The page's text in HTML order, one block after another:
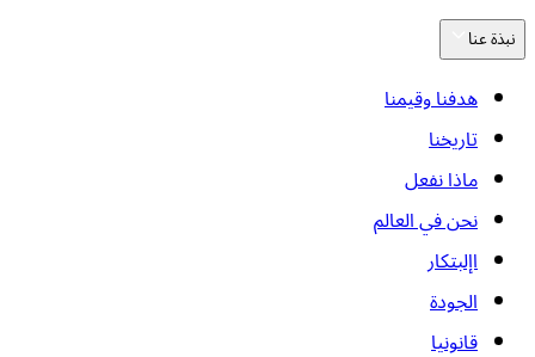
نبذة عنا
هدفنا وقيمنا
تاريخنا
ماذا نفعل
نحن في العالم
اإلبتكار
الجودة
قانونيا